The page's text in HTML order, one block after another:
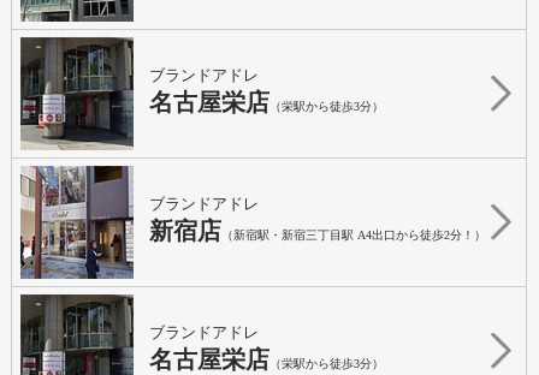
ブランドアドレ
名古屋栄店 （栄駅から徒歩3分）
ブランドアドレ
新宿店 （新宿駅・新宿三丁目駅 A4出口から徒歩2分！）
ブランドアドレ
名古屋栄店 （栄駅から徒歩3分）